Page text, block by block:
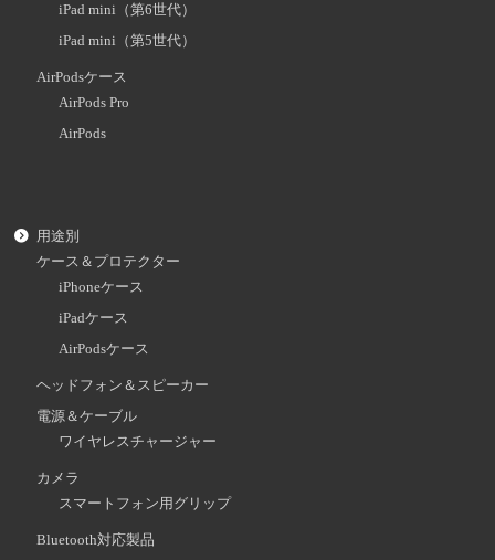
iPad mini（第6世代）
iPad mini（第5世代）
AirPodsケース
AirPods Pro
AirPods
用途別
ケース＆プロテクター
iPhoneケース
iPadケース
AirPodsケース
ヘッドフォン＆スピーカー
電源＆ケーブル
ワイヤレスチャージャー
カメラ
スマートフォン用グリップ
Bluetooth対応製品